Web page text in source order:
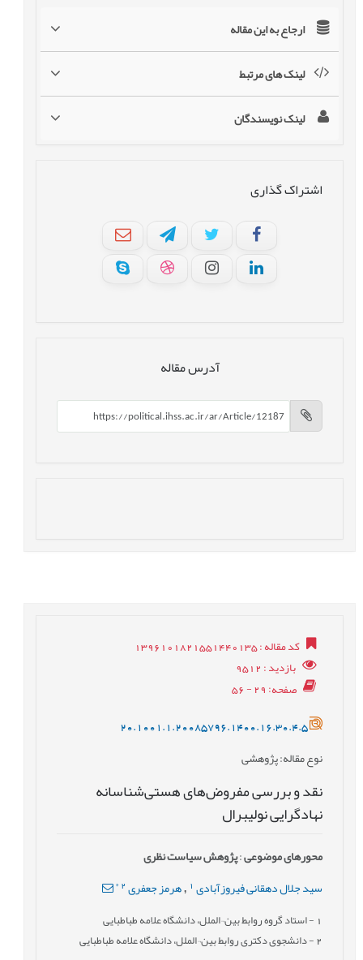
ارجاع به این مقاله
لینک های مرتبط
لینک نویسندگان
اشتراک گذاری
آدرس مقاله
کد مقاله: 1396101821551440135
بازدید: 9512
صفحه: 29 - 56
20.1001.1.20085796.1400.16.30.4.5
نوع مقاله: پژوهشی
نقد و بررسی مفروض‌های هستی‌شناسانه
نهادگرایی نولیبرال
محورهای موضوعی:پژوهش سیاست نظری
سید جلال دهقانی فیروزآبادی , هرمز جعفری 2
*
- استاد گروه روابط بین¬الملل، دانشگاه علامه طباطبایی
2- دانشجوی دکتری روابط بین¬الملل، دانشگاه علامه طباطبایی